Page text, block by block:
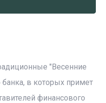
"Весенние
в которых примет
финансового